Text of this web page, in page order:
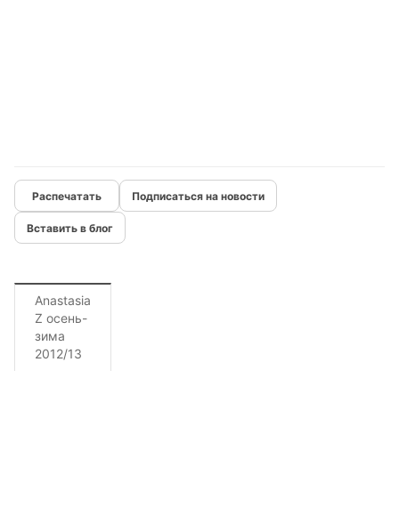
Подписаться на новости
Вставить в блог
Anastasia
Z осень-
зима
2012/13